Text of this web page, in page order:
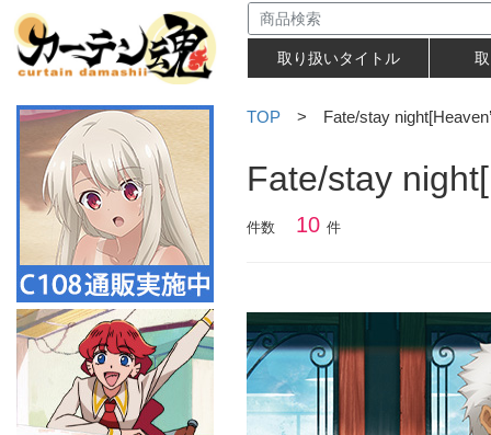
取り扱いタイトル
TOP > Fate/stay
Fate/stay
件数 10 件